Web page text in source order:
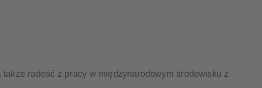
radość z pracy w międzynarodowym środowisku z